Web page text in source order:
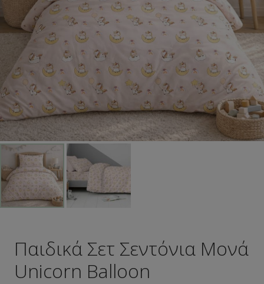
Παιδικά Σετ Σεντόνια Μονά
Unicorn Balloon